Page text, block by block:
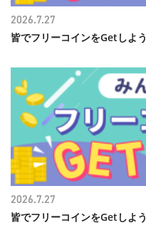
皆でフリーコインをGetしよう
2026.7.27
皆でフリーコインをGetしよう
2026.7.27